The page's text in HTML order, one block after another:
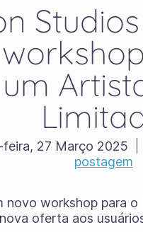
feira, 27 Março 2025
postagem
workshop para
oferta aos